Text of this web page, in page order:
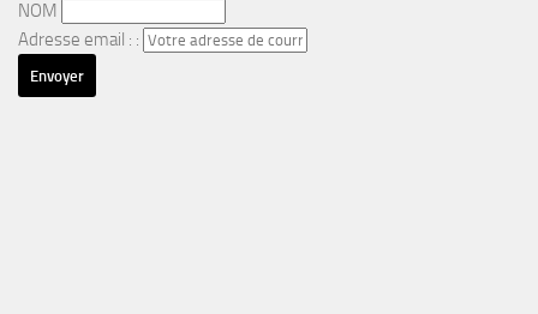
NOM
Adresse email : :